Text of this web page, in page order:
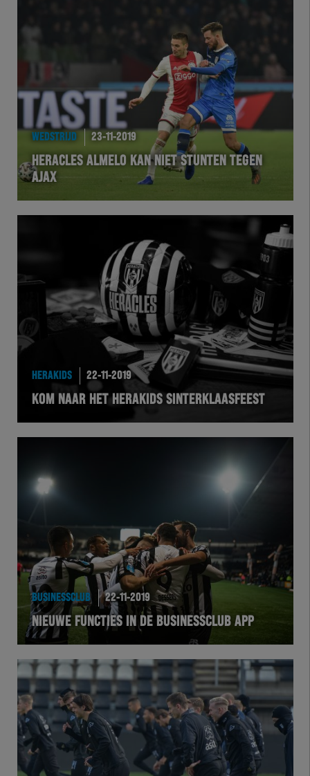
HEREXC
EXCHER
Wedstrijd
Heracles
BusinessClub
Team Zwart Wit
eSports
Academie
WEDSTRIJD 23-11-2019
HERACLES ALMELO KAN NIET STUNTEN TEGEN
AJAX
HERAKIDS 22-11-2019
KOM NAAR HET HERAKIDS SINTERKLAASFEEST
BUSINESSCLUB 22-11-2019
NIEUWE FUNCTIES IN DE BUSINESSCLUB APP